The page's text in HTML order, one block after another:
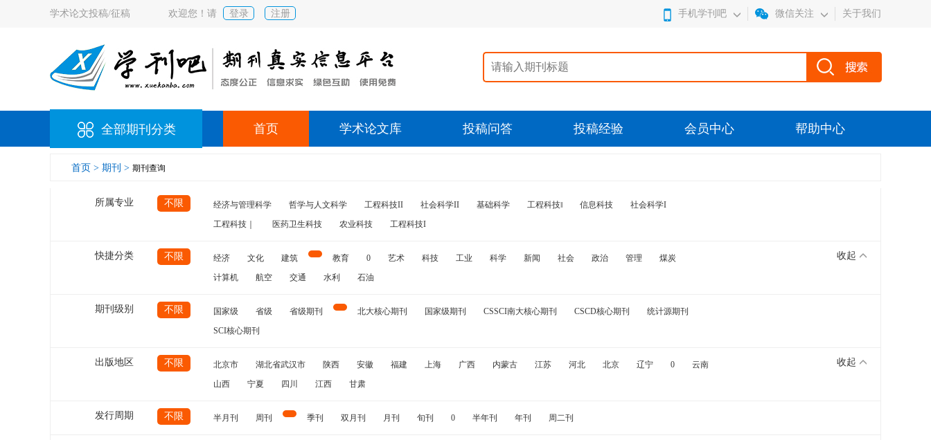
学术论文投稿/征稿 欢迎您！请 登录 注册 手机学刊吧 微信关注 关于我们
全部期刊分类 首页 学术论文库 投稿问答 投稿经验 会员中心 帮助中心
首页 > 期刊 > 期刊查询
所属专业 不限 经济与管理科学 哲学与人文科学 工程科技II 社会科学II 基础科学 工程科技‖ 信息科技
社会科学I
工程科技｜
医药卫生科技 农业科技 工程科技I
快捷分类 不限 经济 文化 建筑 教育 0 艺术 科技 工业 科学 新闻 社会 政治 管理
煤炭
计算机
航空 交通 水利 石油
收起
期刊级别 不限 国家级 省级 省级期刊 北大核心期刊 国家级期刊 CSSCI南大核心期刊 CSCD核心期刊
统计源期刊
SCI核心期刊
出版地区 不限 北京市 湖北省武汉市 陕西 安徽 福建 上海 广西 内蒙古 江苏 河北 北京 辽宁 0
云南
山西
宁夏 四川 江西 甘肃
收起
发行周期 不限 半月刊 周刊 季刊 双月刊 月刊 旬刊 0 半年刊 年刊 周二刊